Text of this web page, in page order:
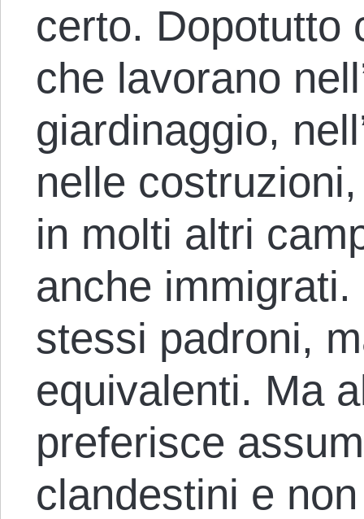
certo. Dopotutto
che lavorano
giardinaggio,
nelle
in molti altri
anche
stessi padroni,
equivalenti. Ma
preferisce
clandestini e